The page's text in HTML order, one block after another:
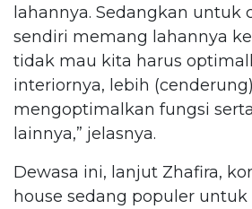
lahannya. Sedangkan untuk
sendiri memang lahannya
tidak mau kita harus
interiornya, lebih (cenderung)
mengoptimalkan fungsi
lainnya,” jelasnya.
Dewasa ini, lanjut Zhafira,
house sedang populer